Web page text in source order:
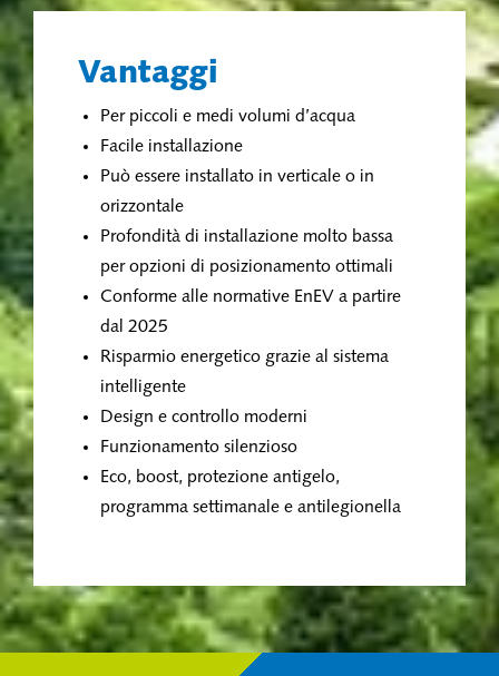
Vantaggi
Per piccoli e medi volumi d’acqua
Facile installazione
Può essere installato in verticale o in
orizzontale
Profondità di installazione molto bassa
per opzioni di posizionamento ottimali
Conforme alle normative EnEV a partire
dal 2025
Risparmio energetico grazie al sistema
intelligente
Design e controllo moderni
Funzionamento silenzioso
Eco, boost, protezione antigelo,
programma settimanale e antilegionella